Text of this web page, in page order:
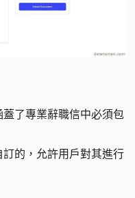
了專業辭職信中必須包
的，允許用戶對其進行